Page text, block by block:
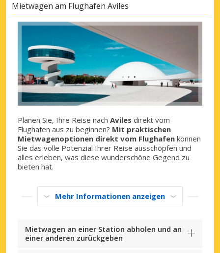
Mietwagen am Flughafen Aviles
Planen Sie, Ihre Reise nach Aviles direkt vom
Flughafen aus zu beginnen? Mit praktischen
Mietwagenoptionen direkt vom Flughafen können
Sie das volle Potenzial Ihrer Reise ausschöpfen und
alles erleben, was diese wunderschöne Gegend zu
bieten hat.
Mehr Informationen anzeigen
Mietwagen an einer Station abholen und an
einer anderen zurückgeben